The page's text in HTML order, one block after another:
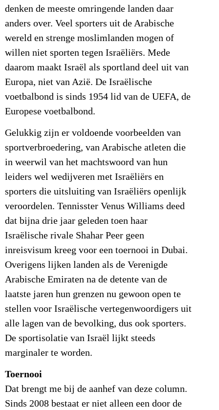
denken de meeste omringende landen daar
anders over. Veel sporters uit de Arabische
wereld en strenge moslimlanden mogen of
willen niet sporten tegen Israëliërs. Mede
daarom maakt Israël als sportland deel uit van
Europa, niet van Azië. De Israëlische
voetbalbond is sinds 1954 lid van de UEFA, de
Europese voetbalbond.
Gelukkig zijn er voldoende voorbeelden van
sportverbroedering, van Arabische atleten die
in weerwil van het machtswoord van hun
leiders wel wedijveren met Israëliërs en
sporters die uitsluiting van Israëliërs openlijk
veroordelen. Tennisster Venus Williams deed
dat bijna drie jaar geleden toen haar
Israëlische rivale Shahar Peer geen
inreisvisum kreeg voor een toernooi in Dubai.
Overigens lijken landen als de Verenigde
Arabische Emiraten na de detente van de
laatste jaren hun grenzen nu gewoon open te
stellen voor Israëlische vertegenwoordigers uit
alle lagen van de bevolking, dus ook sporters.
De sportisolatie van Israël lijkt steeds
marginaler te worden.
Toernooi
Dat brengt me bij de aanhef van deze column.
Sinds 2008 bestaat er niet alleen een door de